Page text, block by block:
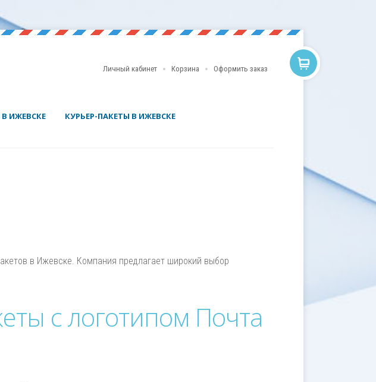
Личный кабинет Корзина Оформить заказ
ИЖЕВСКЕ КУРЬЕР-ПАКЕТЫ В ИЖЕВСКЕ
в Ижевске. Компания предлагает широкий выбор
с логотипом Почта